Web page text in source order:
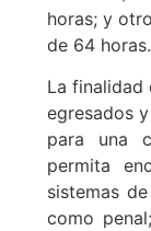
horas; y
de 64 horas.
La finalidad
egresados
para una
permita
sistemas
como